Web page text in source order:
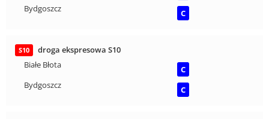
Bydgoszcz
C
S10
droga ekspresowa S10
Białe Błota
C
Bydgoszcz
C